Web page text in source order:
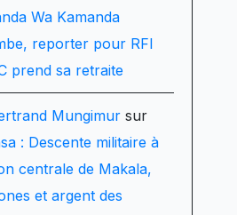
Wa Kamanda
reporter pour RFI
prend sa retraite
Mungimursur
: Descente militaire à
centrale de Makala,
et argent des